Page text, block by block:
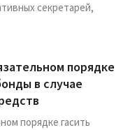
секретарей,
порядке
в случае
порядке гасить